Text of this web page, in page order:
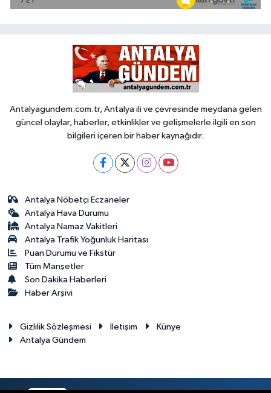
Antalyagundem.com.tr, Antalya ili ve çevresinde meydana gelen
güncel olaylar, haberler, etkinlikler ve gelişmelerle ilgili en son
bilgileri içeren bir haber kaynağıdır.
Antalya Nöbetçi Eczaneler
Antalya Hava Durumu
Antalya Namaz Vakitleri
Antalya Trafik Yoğunluk Haritası
Puan Durumu ve Fikstür
Tüm Manşetler
Son Dakika Haberleri
Haber Arşivi
Gizlilik Sözleşmesi İletişim
Künye
Antalya Gündem